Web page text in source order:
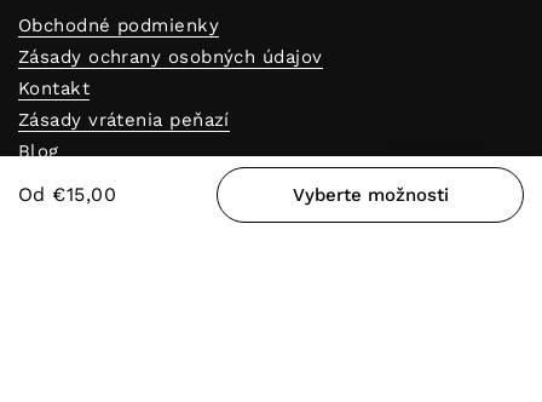
Obchodné podmienky
Zásady ochrany osobných údajov
Kontakt
Zásady vrátenia peňazí
Blog
Vernostný program
Od €15,00 Vyberte možnostiOdmeny